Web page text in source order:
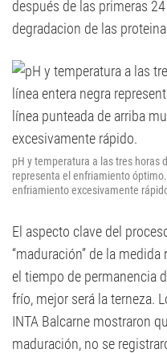
después de las primeras
degradacion de las
pH y temperatura a las tres horas
representa el enfriamiento
enfriamiento excesivamente
El aspecto clave del
“maduración” de la
el tiempo de permanencia
frío, mejor será la terneza.
INTA Balcarne mostraron
maduración, no se